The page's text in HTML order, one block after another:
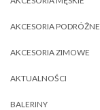
AKCESORIA PODRÓŻNE
AKCESORIA ZIMOWE
AKTUALNOŚCI
BALERINY